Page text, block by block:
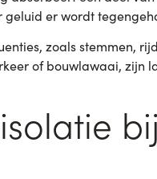
er wordt
zoals stemmen,
of bouwlawaai, zijn